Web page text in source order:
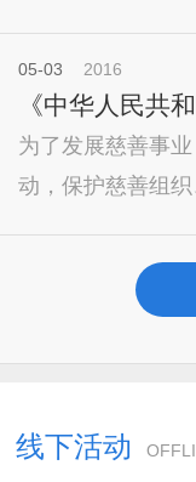
05-03 2016
《中华人民共
为了发展慈善事
动，保护慈善组
线下活动